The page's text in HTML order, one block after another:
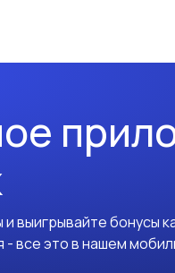
выигрывайте бонусы
все это в нашем